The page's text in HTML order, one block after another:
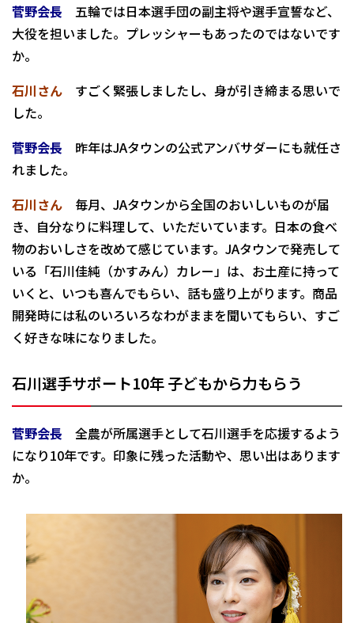
菅野会長 五輪では日本選手団の副主将や選手宣誓など、
大役を担いました。プレッシャーもあったのではないです
か。
石川さん すごく緊張しましたし、身が引き締まる思いで
した。
菅野会長 昨年はJAタウンの公式アンバサダーにも就任さ
れました。
石川さん
毎月、JAタウンから全国のおいしいものが届
き、自分なりに料理して、いただいています。日本の食べ
物のおいしさを改めて感じています。JAタウンで発売して
いる「石川佳純（かすみん）カレー」は、お土産に持って
いくと、いつも喜んでもらい、話も盛り上がります。商品
開発時には私のいろいろなわがままを聞いてもらい、すご
く好きな味になりました。
石川選手サポート10年子どもから力もらう
菅野会長 全農が所属選手として石川選手を応援するよう
になり10年です。印象に残った活動や、思い出はあります
か。